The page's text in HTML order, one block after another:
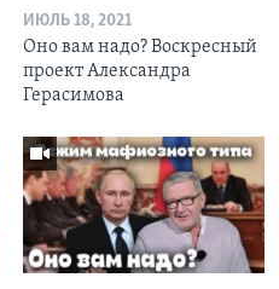
ИЮЛЬ 18, 2021
Оно вам надо? Воскресный
проект Александра
Герасимова